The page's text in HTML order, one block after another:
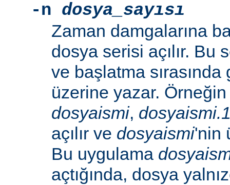
-n dosya_sayısı
Zaman damgalarına
dosya serisi açılır. Bu
ve başlatma sırasında
üzerine yazar.
dosyaismi,
açılır ve dosyaismi'nin
Bu uygulama
açtığında, dosya